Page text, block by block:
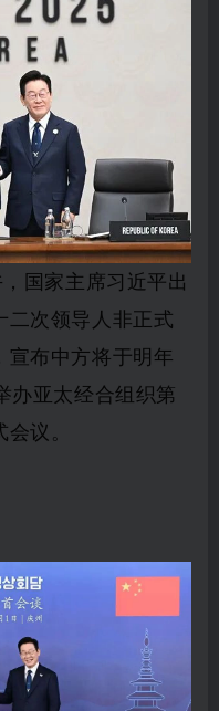
国家主席习近平出
二次领导人非正式
宣布中方将于明年
办亚太经合组织第
议。